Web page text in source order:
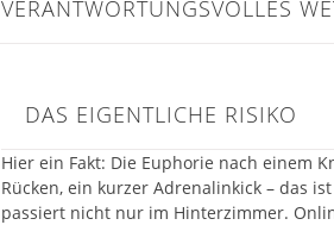
VERANTWORTUNGSVOLLES
DAS EIGENTLICHE RISIKO
Hier ein Fakt: Die Euphorie nach einem
Rücken, ein kurzer Adrenalinkick – das
passiert nicht nur im Hinterzimmer.